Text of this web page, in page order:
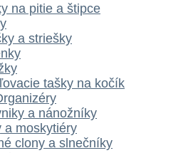
na pitie a štipce
a striešky
tašky na kočík
a nánožníky
a moskytiéry
clony a slnečníky